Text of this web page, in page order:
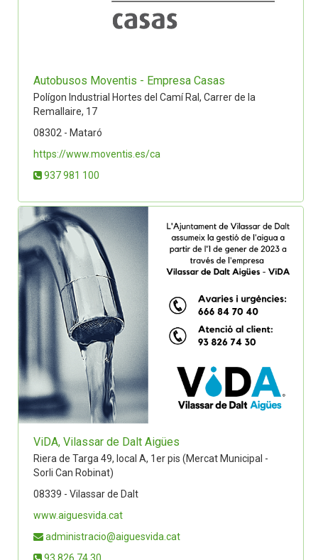
Autobusos Moventis - Empresa Casas
Polígon Industrial Hortes del Camí Ral, Carrer de la
Remallaire, 17
08302 - Mataró
https://www.moventis.es/ca
937 981 100
ViDA, Vilassar de Dalt Aigües
Riera de Targa 49, local A, 1er pis (Mercat Municipal -
Sorli Can Robinat)
08339 - Vilassar de Dalt
www.aiguesvida.cat
administracio@aiguesvida.cat